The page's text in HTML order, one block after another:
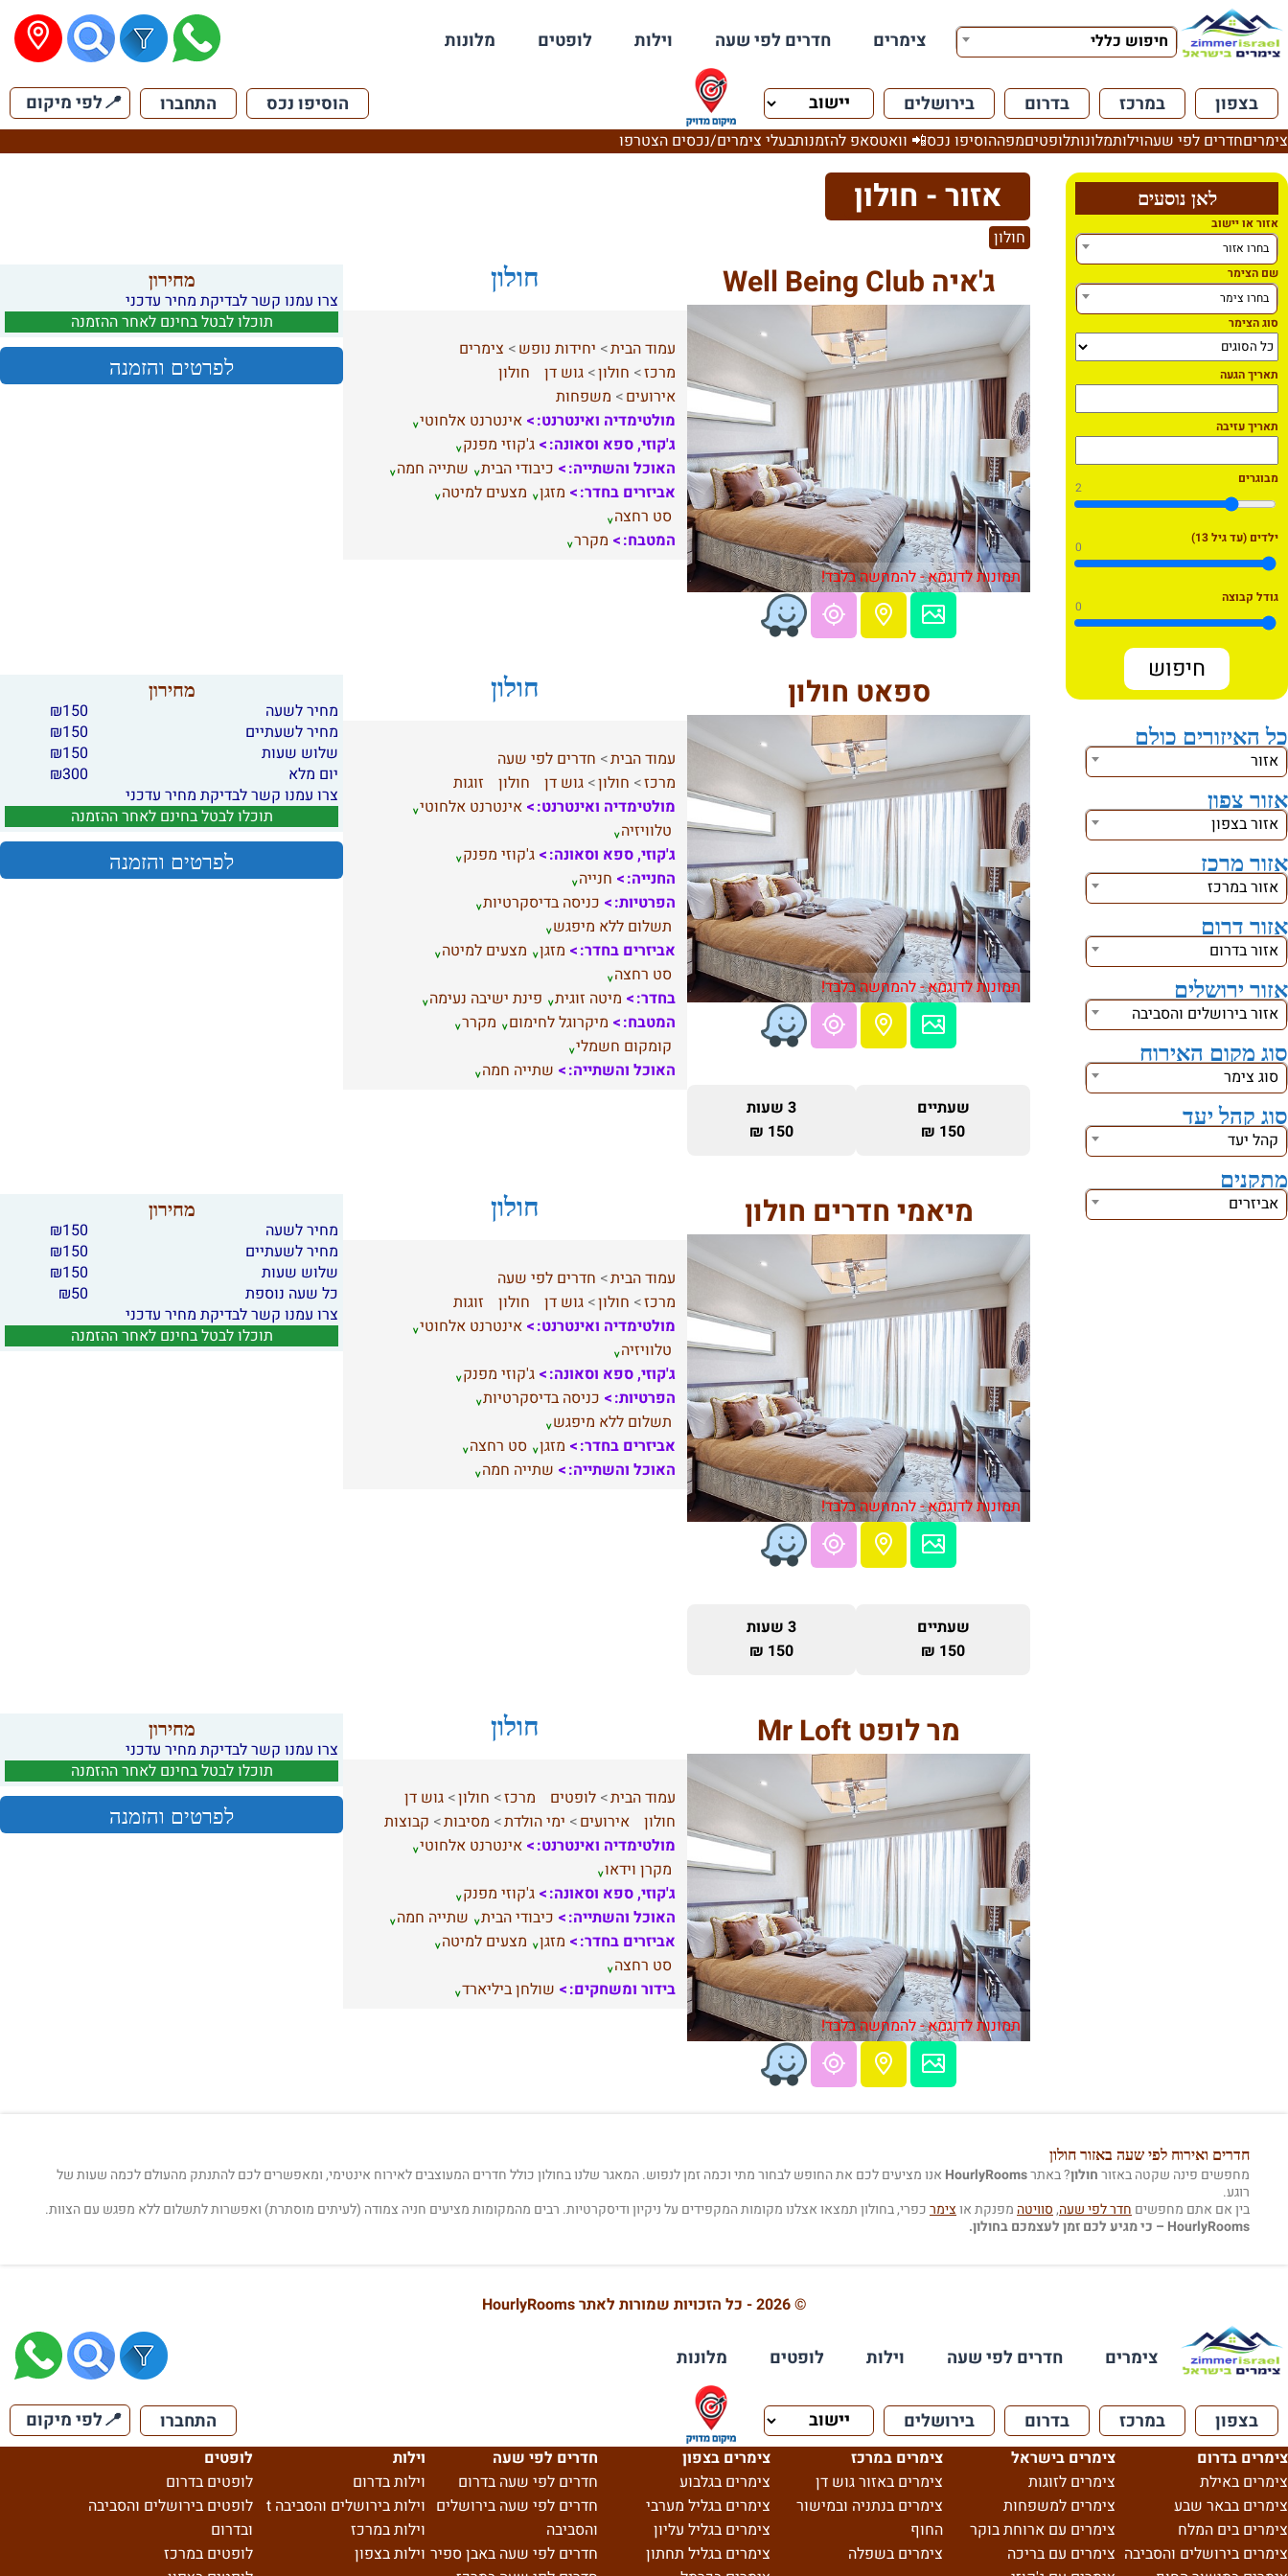
חיפוש כללי צימרים חדרים לפי שעה וילות לופטים מלונות
בצפון במרכז בדרום בירושלים הוסיפו נכס התחברו 📍לפי מיקום
צימריםחדרים לפי שעהוילותמלונותלופטיםמפההוסיפו נכס📲 וואטסאפ להזמנותבעלי צימרים/נכסים הצטרפו
לאן נוסעים
אזור או יישוב
בחרו אזור
שם הצימר
בחרו צימר
סוג הצימר
תאריך הגעה
תאריך עזיבה
מבוגרים
2
ילדים (עד גיל 13)
0
גודל קבוצה
0
כל האיזורים כולם
אזור
אזור צפון
אזור בצפון
אזור מרכז
אזור במרכז
אזור דרום
אזור בדרום
אזור ירושלים
אזור בירושלים והסביבה
סוג מקום האירוח
סוג צימר
סוג קהל יעד
קהל יעד
מתקנים
אביזרים
אזור - חולון
חולון
ג'איה Well Being Club
תמונות לדוגמא - להמחשה בלבד!
חולון
עמוד הבית יחידות נופש
צימרים
מרכז
חולון גוש דן
חולון
אירועים
משפחות
מולטימדיה ואינטרנט:
אינטרנט אלחוטי
ג'קוזי, ספא וסאונה:
ג'קוזי מפנק
האוכל והשתייה:
כיבודי הבית שתייה חמה
אביזרים בחדר:
מזגן מצעים למיטה
סט רחצה
המטבח:
מקרר
מחירון
צרו עמנו קשר לבדיקת מחיר עדכני
תוכלו לבטל בחינם לאחר ההזמנה
לפרטים והזמנה
ספאט חולון
תמונות לדוגמא - להמחשה בלבד!
שעתיים
150 ₪
3 שעות
150 ₪
חולון
עמוד הבית
חדרים לפי שעה
מרכז
חולון גוש דן חולון
זוגות
מולטימדיה ואינטרנט:
אינטרנט אלחוטי
טלוויזיה
ג'קוזי, ספא וסאונה:
ג'קוזי מפנק
החנייה:
חנייה
הפרטיות:
כניסה בדיסקרטיות
תשלום ללא מיפגש
אביזרים בחדר:
מזגן מצעים למיטה
סט רחצה
בחדר:
מיטה זוגית פינת ישיבה נעימה
המטבח:
מיקרוגל לחימום
מקרר
קומקום חשמלי
האוכל והשתייה:
שתייה חמה
מחירון
מחיר לשעה 150
₪
מחיר לשעתיים
150
₪
שלוש שעות
150
₪
יום מלא
300
₪
צרו עמנו קשר לבדיקת מחיר עדכני
תוכלו לבטל בחינם לאחר ההזמנה
לפרטים והזמנה
מיאמי חדרים חולון
תמונות לדוגמא - להמחשה בלבד!
שעתיים
150 ₪
3 שעות
150 ₪
חולון
עמוד הבית
חדרים לפי שעה
מרכז
חולון גוש דן חולון
זוגות
מולטימדיה ואינטרנט:
אינטרנט אלחוטי
טלוויזיה
ג'קוזי, ספא וסאונה:
ג'קוזי מפנק
הפרטיות:
כניסה בדיסקרטיות
תשלום ללא מיפגש
אביזרים בחדר:
מזגן סט רחצה
האוכל והשתייה:
שתייה חמה
מחירון
מחיר לשעה 150
₪
מחיר לשעתיים
150
₪
שלוש שעות
150
₪
כל שעה נוספת
50
₪
צרו עמנו קשר לבדיקת מחיר עדכני
תוכלו לבטל בחינם לאחר ההזמנה
מר לופט Mr Loft
תמונות לדוגמא - להמחשה בלבד!
חולון
עמוד הבית לופטים מרכז חולון
גוש דן
חולון
אירועים ימי הולדת מסיבות
קבוצות
מולטימדיה ואינטרנט:
אינטרנט אלחוטי
מקרן וידאו
ג'קוזי, ספא וסאונה:
ג'קוזי מפנק
האוכל והשתייה:
כיבודי הבית שתייה חמה
אביזרים בחדר:
מזגן מצעים למיטה
סט רחצה
בידור ומשחקים:
שולחן ביליארד
מחירון
צרו עמנו קשר לבדיקת מחיר עדכני
תוכלו לבטל בחינם לאחר ההזמנה
לפרטים והזמנה
חדרים ואירוח לפי שעה באזור חולון
מחפשים פינה שקטה באזורחולון? באתרHourlyRooms אנו מציעים לכם את החופש לבחור מתי וכמה זמן לנפוש. המאגר שלנו בחולון כולל חדרים המעוצבים לאירוח אינטימי, ומאפשרים לכם להתנתק מהעולם לכמה שעות של
רוגע.
בין אם אתם מחפשים חדר לפי שעה,סוויטה מפנקת אוצימרכפרי, בחולון תמצאו אצלנו מקומות המקפידים על ניקיון ודיסקרטיות. רבים מהמקומות מציעים חניה צמודה (לעיתים מוסתרת) ואפשרות לתשלום ללא מפגש עם הצוות.
HourlyRooms – כי מגיע לכם זמן לעצמכם בחולון.
© 2026 - כל הזכויות שמורות לאתר HourlyRooms
צימרים חדרים לפי שעה וילות לופטים מלונות
בצפון במרכז בדרום בירושלים התחברו 📍לפי מיקום
צימרים בדרום
צימרים באילת
צימרים בבאר שבע
צימרים בים המלח
צימרים בירושלים והסביבה
צימרים בישראל
צימרים לזוגות
צימרים למשפחות
צימרים עם ארוחת בוקר
צימרים עם בריכה
צימרים במרכז
צימרים באזור גוש דן
צימרים בנתניה ובמישור
החוף
צימרים בשפלה
צימרים בצפון
צימרים בגלבוע
צימרים בגליל מערבי
צימרים בגליל עליון
צימרים בגליל תחתון
חדרים לפי שעה
חדרים לפי שעה בדרום
חדרים לפי שעה בירושלים
והסביבה
חדרים לפי שעה באבן ספיר
וילות
וילות בדרום
וילות בירושלים והסביבה t
וילות במרכז
וילות בצפון
לופטים
לופטים בדרום
לופטים בירושלים והסביבה
ובדרום
לופטים במרכז